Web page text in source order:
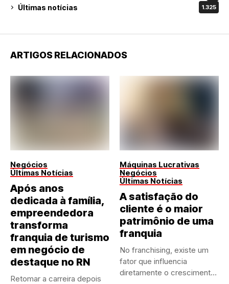
Últimas notícias 1.325
ARTIGOS RELACIONADOS
Negócios
Últimas Notícias
Após anos
dedicada à família,
empreendedora
transforma
franquia de turismo
em negócio de
destaque no RN
Retomar a carreira depois
Máquinas Lucrativas
Negócios
Últimas Notícias
A satisfação do
cliente é o maior
patrimônio de uma
franquia
No franchising, existe um
fator que influencia
diretamente o crescimento